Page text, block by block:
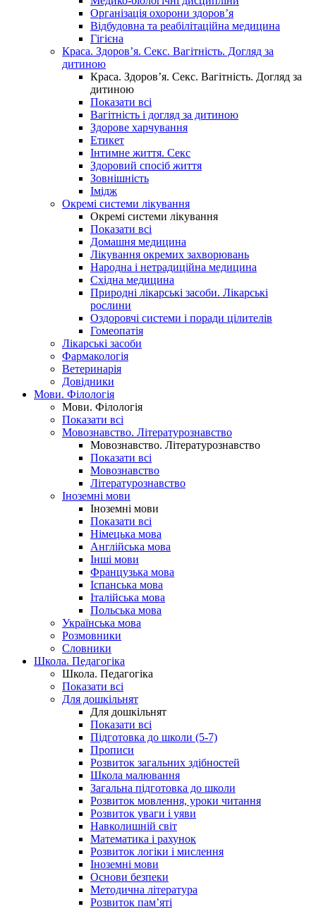
Організація охорони здоров’я
Відбудовна та реабілітаційна медицина
Гігієна
Краса. Здоров’я. Секс. Вагітність. Догляд за
дитиною
Краса. Здоров’я. Секс. Вагітність. Догляд за
дитиною
Показати всі
Вагітність і догляд за дитиною
Здорове харчування
Етикет
Інтимне життя. Секс
Здоровий спосіб життя
Зовнішність
Імідж
Окремі системи лікування
Окремі системи лікування
Показати всі
Домашня медицина
Лікування окремих захворювань
Народна і нетрадиційна медицина
Східна медицина
Природні лікарські засоби. Лікарські
рослини
Оздоровчі системи і поради цілителів
Гомеопатія
Лікарські засоби
Фармакологія
Ветеринарія
Довідники
Мови. Філологія
Мови. Філологія
Показати всі
Мовознавство. Літературознавство
Мовознавство. Літературознавство
Показати всі
Мовознавство
Літературознавство
Іноземні мови
Іноземні мови
Показати всі
Німецька мова
Англійська мова
Інші мови
Французька мова
Іспанська мова
Італійська мова
Польська мова
Українська мова
Розмовники
Словники
Школа. Педагогіка
Школа. Педагогіка
Показати всі
Для дошкільнят
Для дошкільнят
Показати всі
Підготовка до школи (5-7)
Прописи
Розвиток загальних здібностей
Школа малювання
Загальна підготовка до школи
Розвиток мовлення, уроки читання
Розвиток уваги і уяви
Навколишній світ
Математика і рахунок
Розвиток логіки і мислення
Іноземні мови
Основи безпеки
Методична література
Розвиток пам’яті